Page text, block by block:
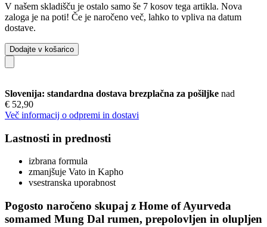
V našem skladišču je ostalo samo še 7 kosov tega artikla. Nova
zaloga je na poti! Če je naročeno več, lahko to vpliva na datum
dostave.
Dodajte v košarico
Slovenija: standardna dostava brezplačna za pošiljke nad
€ 52,90
Več informacij o odpremi in dostavi
Lastnosti in prednosti
izbrana formula
zmanjšuje Vato in Kapho
vsestranska uporabnost
Pogosto naročeno skupaj z Home of Ayurveda
somamed Mung Dal rumen, prepolovljen in olupljen